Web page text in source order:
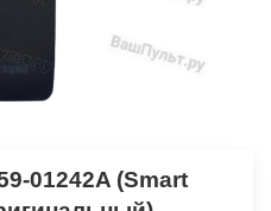
01242A (Smart